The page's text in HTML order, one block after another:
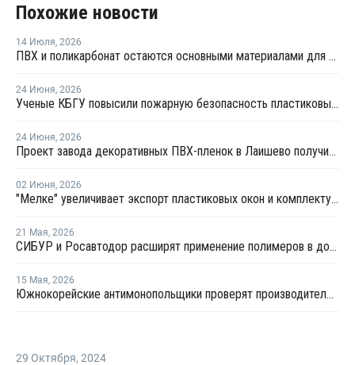
Похожие новости
14 Июля, 2026
ПВХ и поликарбонат остаются основными материалами для производства банковских карт
24 Июня, 2026
Ученые КБГУ повысили пожарную безопасность пластиковых стройматериалов
24 Июня, 2026
Проект завода декоративных ПВХ-пленок в Лаишево получил заключение госэкспертизы
02 Июня, 2026
"Мелке" увеличивает экспорт пластиковых окон и комплектующих
21 Мая, 2026
СИБУР и Росавтодор расширят применение полимеров в дорожном строительстве
15 Мая, 2026
Южнокорейские антимонопольщики проверят производителей ПВХ на предмет картельного сговора
29 Октября, 2024